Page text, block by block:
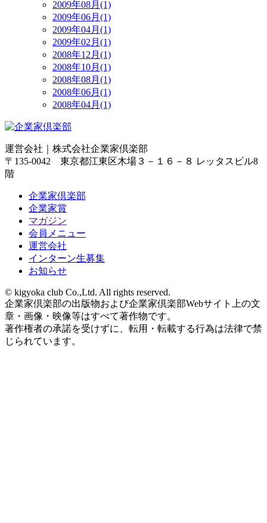
2009年08月(1)
2009年06月(1)
2009年04月(1)
2009年02月(1)
2008年12月(1)
2008年10月(1)
2008年08月(1)
2008年06月(1)
2008年04月(1)
運営会社｜ 株式会社企業家倶楽部
〒135-0042 東京都江東区木場３－１６－８ レッタスビル8
階
企業家倶楽部
企業家賞
マガジン
会員メニュー
運営会社
インターン生募集
お知らせ
© kigyoka club Co.,Ltd. All rights reserved.
企業家倶楽部の出版物および企業家倶楽部Webサイト上の文
章・画像・映像等はすべて著作物です。
著作権者の承諾を受けずに、転用・転載する行為は法律で禁
じられています。